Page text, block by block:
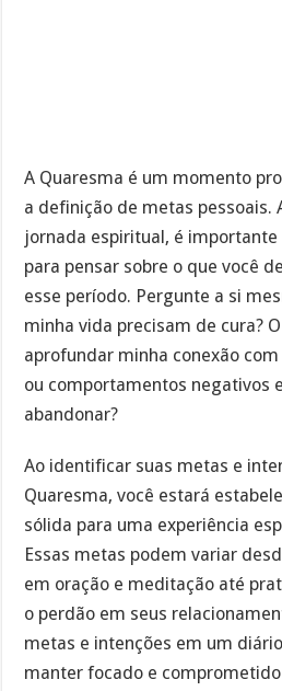
A Quaresma é um momento
a definição de metas pessoais.
jornada espiritual, é
para pensar sobre o que você
esse período. Pergunte a si
minha vida precisam de cura?
aprofundar minha conexão
ou comportamentos negativos
abandonar?
Ao identificar suas metas e
Quaresma, você estará
sólida para uma experiência
Essas metas podem variar
em oração e meditação até
o perdão em seus
metas e intenções em um
manter focado e